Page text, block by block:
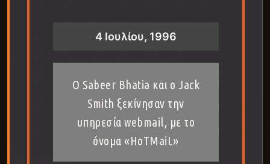
4 Ιουλίου, 1996
Ο Sabeer Bhatia και ο Jack
Smith ξεκίνησαν την
υπηρεσία webmail, με το
όνομα «HoTMaiL»